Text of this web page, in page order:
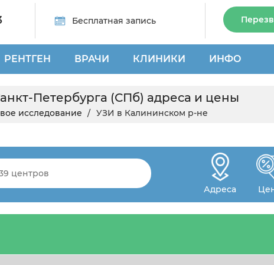
Бесплатная запись
РЕНТГЕН ВРАЧИ КЛИНИКИ ИНФО
Петербурга (СПб) адреса и цены
исследование УЗИ в Калининском р-не
Адреса